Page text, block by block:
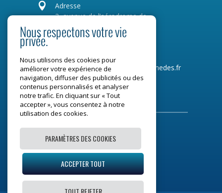

Adresse
2, avenue de l’aérodrome de
Montaudran
CS 77720
Tel :05 34 31 96 00Mail : contact@medes.fr
Restons connectés
Mentions légales
Plan du site
Nous respectons votre vie
privée.
Nous utilisons des cookies pour
améliorer votre expérience de
navigation, diffuser des publicités ou des
contenus personnalisés et analyser
notre trafic. En cliquant sur « Tout
accepter », vous consentez à notre
utilisation des cookies.
PARAMÈTRES DES COOKIES
ACCEPTER TOUT